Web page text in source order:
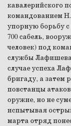
кавалерийского
командованием
упорную борьбу
700 сабель,
человек) под
службы
случае успеха
бригаду, а затем
повстанцы
оружие, но не
испытывая
марта отряд